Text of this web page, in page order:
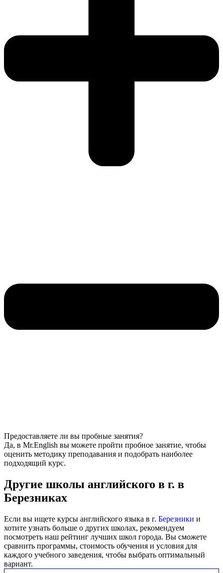
Предоставляете ли вы пробные занятия?
Да, в Mr.English вы можете пройти пробное занятие, чтобы
оценить методику преподавания и подобрать наиболее
подходящий курс.
Другие школы английского в г. в
Березниках
Если вы ищете курсы английского языка в г. Березники и
хотите узнать больше о других школах, рекомендуем
посмотреть наш рейтинг лучших школ города. Вы сможете
сравнить программы, стоимость обучения и условия для
каждого учебного заведения, чтобы выбрать оптимальный
вариант.